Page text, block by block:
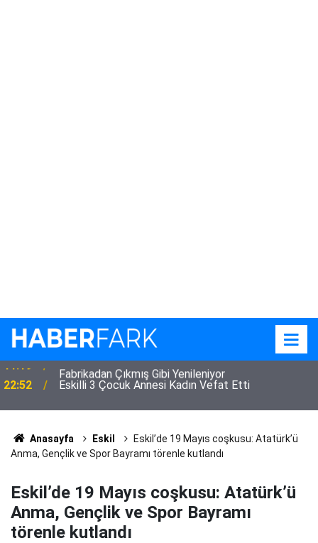
22:52 Eskilli 3 Çocuk Annesi Kadın Vefat Etti
Anasayfa Eskil
Eskil’de 19 Mayıs coşkusu: Atatürk’ü
Anma, Gençlik ve Spor Bayramı törenle kutlandı
Eskil’de 19 Mayıs coşkusu: Atatürk’ü
Anma, Gençlik ve Spor Bayramı
törenle kutlandı